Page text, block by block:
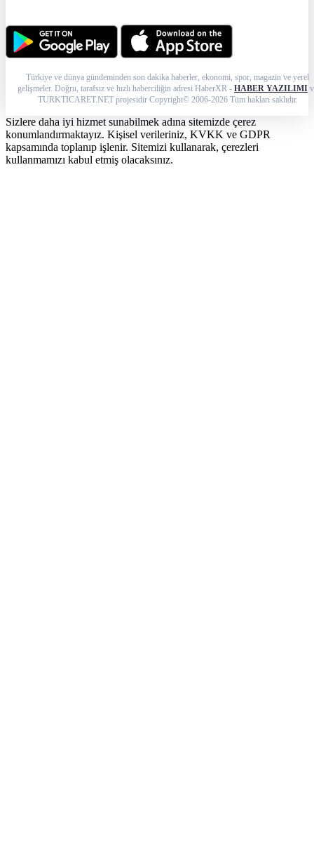
Türkiye ve dünya gündeminden son dakika haberler, ekonomi, spor, magazin ve yerel
gelişmeler. Doğru, tarafsız ve hızlı haberciliğin adresi HaberXR - HABER YAZILIMI
TURKTICARET.NET projesidir Copyright© 2006-2026 Tüm hakları saklıdır.
Sizlere daha iyi hizmet sunabilmek adına sitemizde çerez
konumlandırmaktayız. Kişisel verileriniz, KVKK ve GDPR
kapsamında toplanıp işlenir. Sitemizi kullanarak, çerezleri
kullanmamızı kabul etmiş olacaksınız.